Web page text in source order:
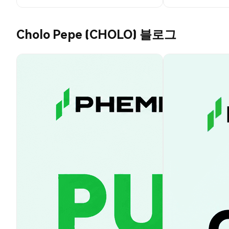
Cholo Pepe (CHOLO) 블로그